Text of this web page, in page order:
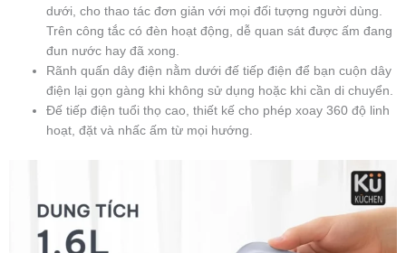
dưới, cho thao tác đơn giản với mọi đối tượng người dùng.
Trên công tắc có đèn hoạt động, dễ quan sát được ấm đang
đun nước hay đã xong.
Rãnh quấn dây điện nằm dưới đế tiếp điện để bạn cuộn dây
điện lại gọn gàng khi không sử dụng hoặc khi cần di chuyển.
Đế tiếp điện tuổi thọ cao, thiết kế cho phép xoay 360 độ linh
hoạt, đặt và nhấc ấm từ mọi hướng.